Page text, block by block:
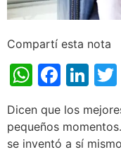
Compartí esta nota
Dicen que los
pequeños
se inventó a sí